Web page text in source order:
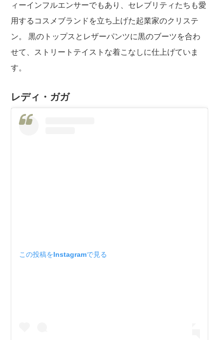
ィーインフルエンサーでもあり、セレブリティたちも愛
用するコスメブランドを立ち上げた起業家のクリステ
ン。 黒のトップスとレザーパンツに黒のブーツを合わ
せて、ストリートテイストな着こなしに仕上げていま
す。
レディ・ガガ
この投稿をInstagramで見る